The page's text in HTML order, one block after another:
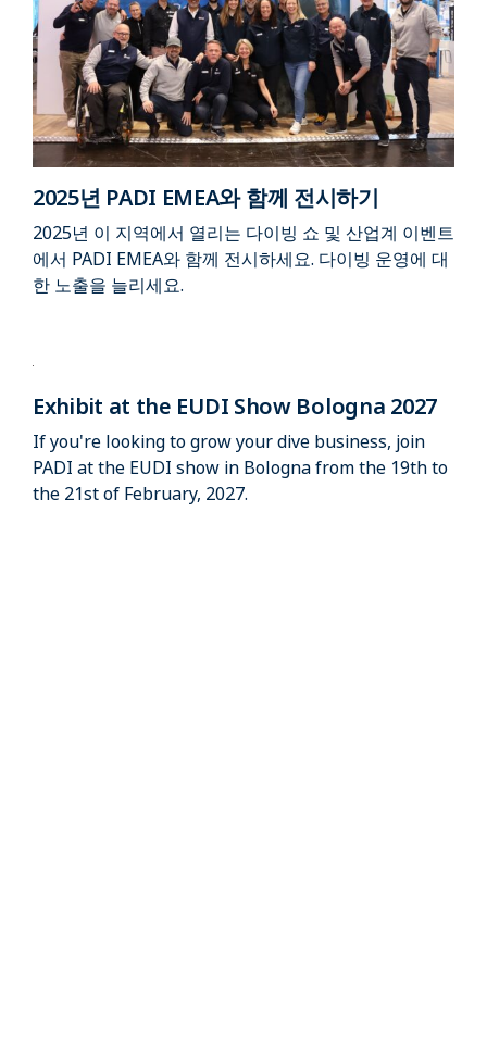
2025년 PADI EMEA와 함께 전시하기
2025년 이 지역에서 열리는 다이빙 쇼 및 산업계 이벤트
에서 PADI EMEA와 함께 전시하세요. 다이빙 운영에 대
한 노출을 늘리세요.
Exhibit at the EUDI Show Bologna 2027
If you're looking to grow your dive business, join
PADI at the EUDI show in Bologna from the 19th to
the 21st of February, 2027.